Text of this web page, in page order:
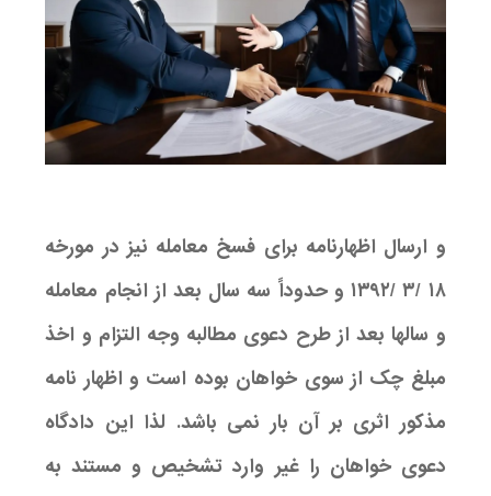
و ارسال اظهارنامه برای فسخ معامله نیز در مورخه
۱۸ /۳ /۱۳۹۲ و حدوداً سه سال بعد از انجام معامله
و سالها بعد از طرح دعوی مطالبه وجه التزام و اخذ
مبلغ چک از سوی خواهان بوده است و اظهار نامه
مذکور اثری بر آن بار نمی باشد. لذا این دادگاه
دعوی خواهان را غیر وارد تشخیص و مستند به